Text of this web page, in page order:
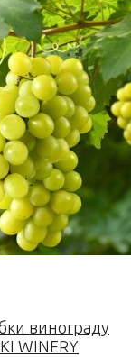
винограду
WINERY